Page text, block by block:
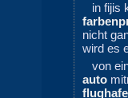
in fijis
nicht
wird es
von
auto